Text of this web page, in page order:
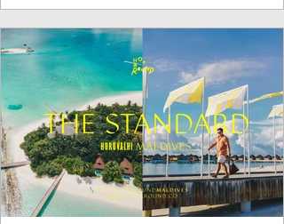
ร่วมสมัยไว้ด้วยกันอย่างลงตัวในแบบฉบับขอ
Aman Amandayan: Discover the soul of
Lijiang through the lens of traditional
architecture. This sanctuary offers a
dialogue between ancient heritage and
modern serenity, overlooking the iconic
rooftops of the Old Town and the maj